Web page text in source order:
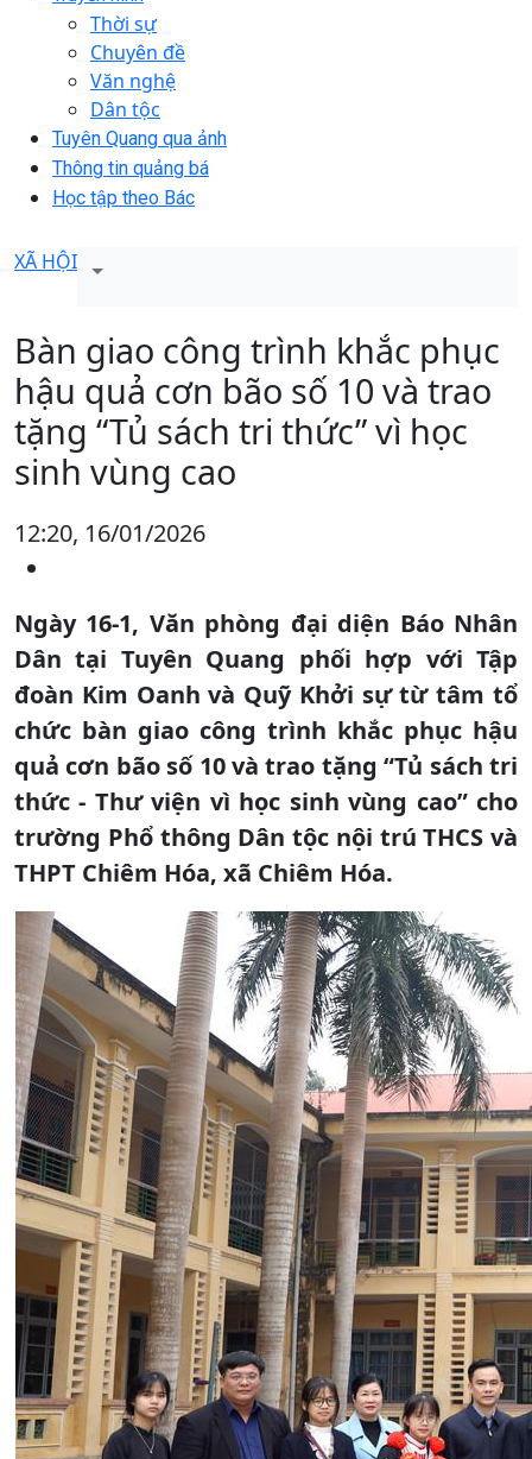
Thời sự
Chuyên đề
Văn nghệ
Dân tộc
Tuyên Quang qua ảnh
Thông tin quảng bá
Học tập theo Bác
XÃ HỘI
Bàn giao công trình khắc phục
hậu quả cơn bão số 10 và trao
tặng “Tủ sách tri thức” vì học
sinh vùng cao
12:20, 16/01/2026
Ngày 16-1, Văn phòng đại diện Báo Nhân
Dân tại Tuyên Quang phối hợp với Tập
đoàn Kim Oanh và Quỹ Khởi sự từ tâm tổ
chức bàn giao công trình khắc phục hậu
quả cơn bão số 10 và trao tặng “Tủ sách tri
thức - Thư viện vì học sinh vùng cao” cho
trường Phổ thông Dân tộc nội trú THCS và
THPT Chiêm Hóa, xã Chiêm Hóa.